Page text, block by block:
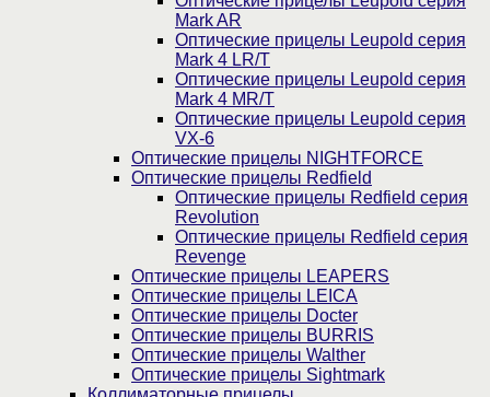
Mark AR
Оптические прицелы Leupold серия
Mark 4 LR/T
Оптические прицелы Leupold серия
Mark 4 MR/T
Оптические прицелы Leupold серия
VX-6
Оптические прицелы NIGHTFORCE
Оптические прицелы Redfield
Оптические прицелы Redfield серия
Revolution
Оптические прицелы Redfield серия
Revenge
Оптические прицелы LEAPERS
Оптические прицелы LEICA
Оптические прицелы Docter
Оптические прицелы BURRIS
Оптические прицелы Walther
Оптические прицелы Sightmark